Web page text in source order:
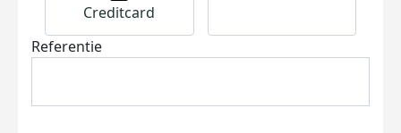
Creditcard
Referentie